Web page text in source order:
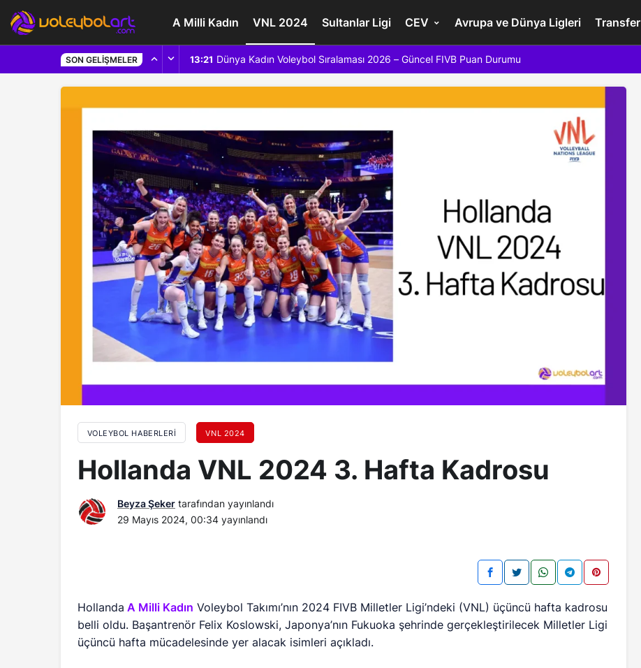
A Milli Kadın VNL 2024 Sultanlar Ligi CEV Avrupa ve Dünya Ligleri Transfer
SON GELIŞMELER 13:21 Dünya Kadın Voleybol Sıralaması 2026 – Güncel FIVB Puan Durumu
VOLEYBOL HABERLERI VNL 2024
Hollanda VNL 2024 3. Hafta Kadrosu
Beyza Şeker tarafından yayınlandı
29 Mayıs 2024, 00:34 yayınlandı
Hollanda A Milli Kadın Voleybol Takımı’nın 2024 FIVB Milletler Ligi’ndeki (VNL) üçüncü hafta kadrosu
belli oldu. Başantrenör Felix Koslowski, Japonya’nın Fukuoka şehrinde gerçekleştirilecek Milletler Ligi
üçüncü hafta mücadelesinde yer alacak isimleri açıkladı.